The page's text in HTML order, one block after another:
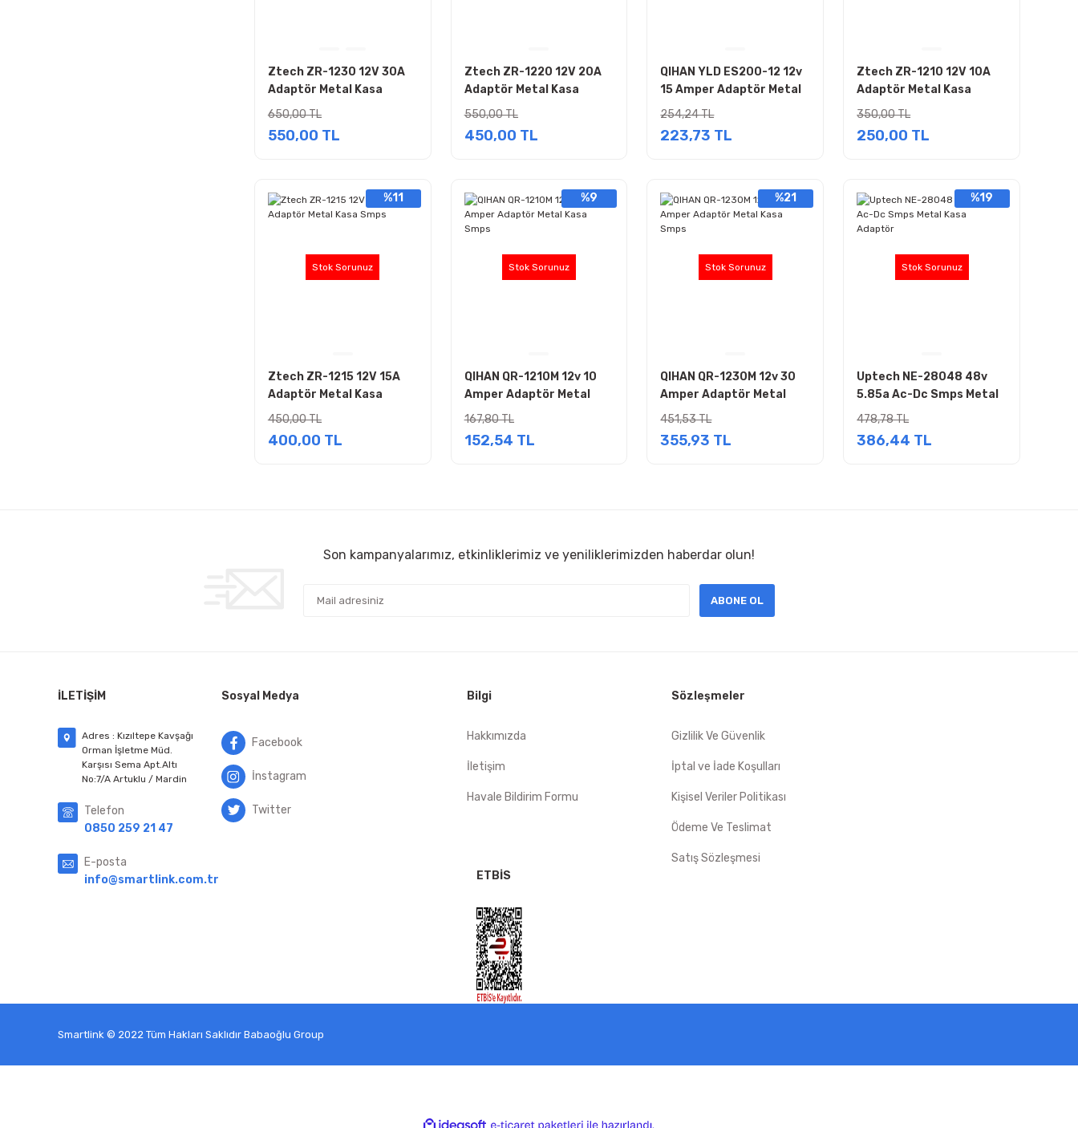
Ztech ZR-1230 12V 30A
Adaptör Metal Kasa
Smps
650,00 TL
550,00 TL
Ztech ZR-1220 12V 20A
Adaptör Metal Kasa
Smps
550,00 TL
450,00 TL
QIHAN YLD ES200-12 12v
15 Amper Adaptör Metal
Kasa
254,24 TL
223,73 TL
Ztech ZR-1210 12V 10A
Adaptör Metal Kasa
Smps
350,00 TL
250,00 TL
Stok Sorunuz
%11
Ztech ZR-1215 12V 15A
Adaptör Metal Kasa
Smps
450,00 TL
400,00 TL
Stok Sorunuz
%9
QIHAN QR-1210M 12v 10
Amper Adaptör Metal
Kasa Smps
167,80 TL
152,54 TL
Stok Sorunuz
%21
QIHAN QR-1230M 12v 30
Amper Adaptör Metal
Kasa Smps
451,53 TL
355,93 TL
Stok Sorunuz
%19
Uptech NE-28048 48v
5.85a Ac-Dc Smps Metal
Kasa Adaptör
478,78 TL
386,44 TL
Son kampanyalarımız, etkinliklerimiz ve yeniliklerimizden haberdar olun!
ABONE OL
İLETİŞİM
Adres : Kızıltepe Kavşağı
Orman İşletme Müd.
Karşısı Sema Apt.Altı
No:7/A Artuklu / Mardin
Telefon
0850 259 21 47
E-posta
info@smartlink.com.tr
Sosyal Medya
Facebook
İnstagram
Twitter
Bilgi
Hakkımızda
İletişim
Havale Bildirim Formu
Sözleşmeler
Gizlilik Ve Güvenlik
İptal ve İade Koşulları
Kişisel Veriler Politikası
Ödeme Ve Teslimat
Satış Sözleşmesi
ETBİS
Smartlink © 2022 Tüm Hakları Saklıdır Babaoğlu Group
ideasoft e-